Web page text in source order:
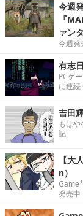
今週
『
ァン
今週発
有志
PCゲ
に連続
吉田
もは
記
【
n）
発売中